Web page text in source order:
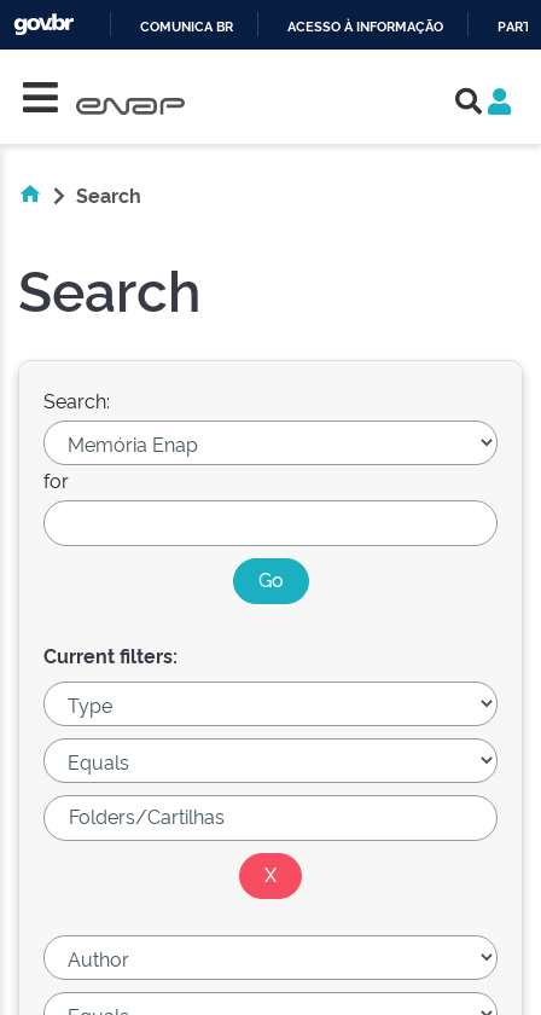
COMUNICA BR ACESSO À INFORMAÇÃO
Search
Search
Search:
for
Current filters: